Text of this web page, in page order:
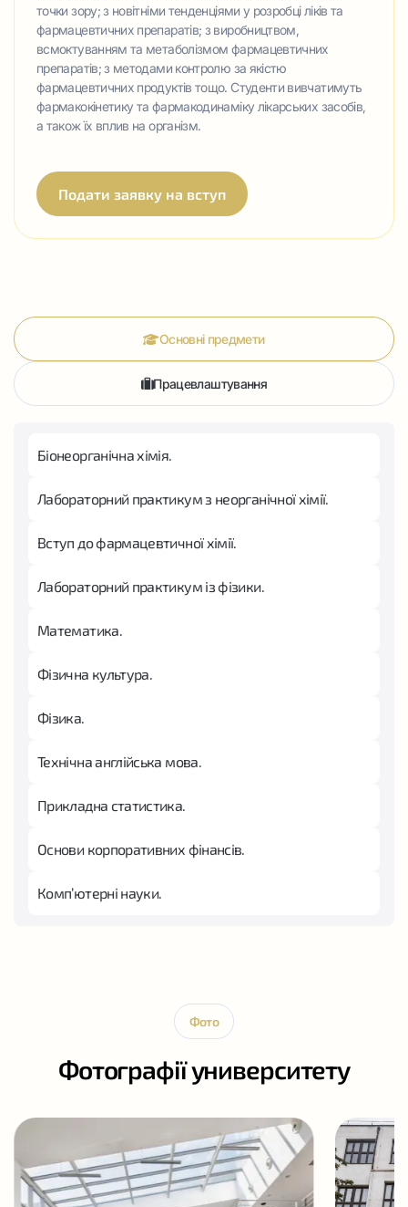
точки зору; з новітніми тенденціями у розробці ліків та
фармацевтичних препаратів; з виробництвом,
всмоктуванням та метаболізмом фармацевтичних
препаратів; з методами контролю за якістю
фармацевтичних продуктів тощо. Студенти вивчатимуть
фармакокінетику та фармакодинаміку лікарських засобів,
а також їх вплив на організм.
Подати заявку на вступ
Основні предмети
Працевлаштування
Біонеорганічна хімія.
Лабораторний практикум з неорганічної хімії.
Вступ до фармацевтичної хімії.
Лабораторний практикум із фізики.
Математика.
Фізична культура.
Фізика.
Технічна англійська мова.
Прикладна статистика.
Основи корпоративних фінансів.
Комп’ютерні науки.
Фото
Фотографії университету